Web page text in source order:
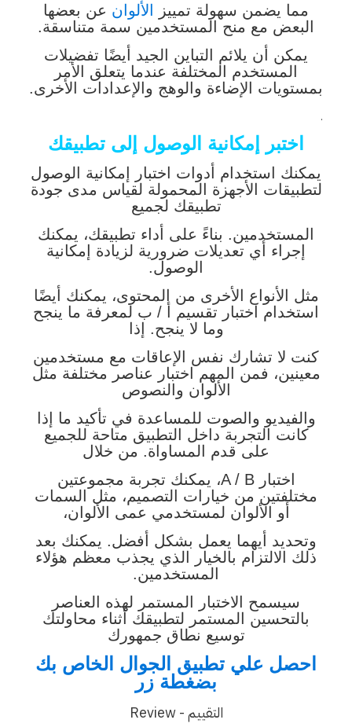
مما يضمن سهولة تمييز الألوان عن بعضها
البعض مع منح المستخدمين سمة متناسقة.
يمكن أن يلائم التباين الجيد أيضًا تفضيلات
المستخدم المختلفة عندما يتعلق الأمر
بمستويات الإضاءة والوهج والإعدادات الأخرى.
.
اختبر إمكانية الوصول إلى تطبيقك
يمكنك استخدام أدوات اختبار إمكانية الوصول
لتطبيقات الأجهزة المحمولة لقياس مدى جودة
تطبيقك لجميع
المستخدمين. بناءً على أداء تطبيقك، يمكنك
إجراء أي تعديلات ضرورية لزيادة إمكانية
الوصول.
مثل الأنواع الأخرى من المحتوى، يمكنك أيضًا
استخدام اختبار تقسيم أ / ب لمعرفة ما ينجح
وما لا ينجح. إذا
كنت لا تشارك نفس الإعاقات مع مستخدمين
معينين، فمن المهم اختبار عناصر مختلفة مثل
الألوان والنصوص
والفيديو والصوت للمساعدة في تأكيد ما إذا
كانت التجربة داخل التطبيق متاحة للجميع
على قدم المساواة. من خلال
اختبار A / B، يمكنك تجربة مجموعتين
مختلفتين من خيارات التصميم، مثل السمات
أو الألوان لمستخدمي عمى الألوان،
وتحديد أيهما يعمل بشكل أفضل. يمكنك بعد
ذلك الالتزام بالخيار الذي يجذب معظم هؤلاء
المستخدمين.
سيسمح الاختبار المستمر لهذه العناصر
بالتحسين المستمر لتطبيقك أثناء محاولتك
توسيع نطاق جمهورك
احصل علي تطبيق الجوال الخاص بك
بضغطة زر
التقييم - Review